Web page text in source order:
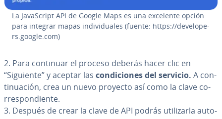
La Ja­va­S­cri­pt API de Google Maps es una excelente opción
para integrar mapas in­di­vi­dua­les (fuente: https://de­ve­lo­pe­
rs.google.com)
2. Para continuar el proceso deberás hacer clic en
“Siguiente” y aceptar las co­n­di­cio­nes del servicio. A co­n­
ti­nua­ción, crea un nuevo proyecto así como la clave co­
rre­s­po­n­die­n­te.
3. Después de crear la clave de API podrás uti­li­zar­la au­to­